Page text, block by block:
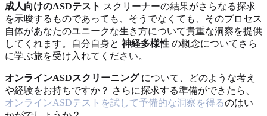
成人向けのASDテスト スクリーナーの結果がさらなる探求
を示唆するものであっても、そうでなくても、そのプロセス
自体があなたのユニークな生き方について貴重な洞察を提供
してくれます。自分自身と 神経多様性 の概念についてさら
に学ぶ旅を受け入れてください。
オンラインASDスクリーニングについて、どのような考え
や経験をお持ちですか？ さらに探求する準備ができたら、
オンラインASDテストを試して予備的な洞察を得るのはい